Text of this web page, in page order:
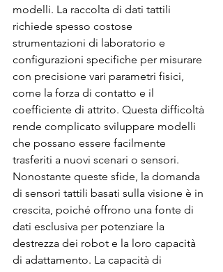
modelli. La raccolta di dati tattili
richiede spesso costose
strumentazioni di laboratorio e
configurazioni specifiche per misurare
con precisione vari parametri fisici,
come la forza di contatto e il
coefficiente di attrito. Questa difficoltà
rende complicato sviluppare modelli
che possano essere facilmente
trasferiti a nuovi scenari o sensori.
Nonostante queste sfide, la domanda
di sensori tattili basati sulla visione è in
crescita, poiché offrono una fonte di
dati esclusiva per potenziare la
destrezza dei robot e la loro capacità
di adattamento. La capacità di